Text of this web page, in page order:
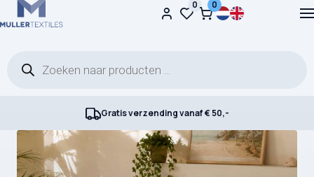
Ga naar de inhoud 0 0
Gratis verzending vanaf € 50,-